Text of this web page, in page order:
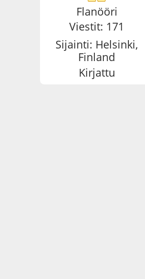
Flanööri
Viestit: 171
Sijainti: Helsinki,
Finland
Kirjattu